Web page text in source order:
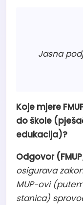
Jasna
Koje mjere
do škole
edukacija)?
Odgovor
osigurava
MUP-ovi
stanica)